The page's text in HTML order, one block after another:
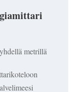
metrillä